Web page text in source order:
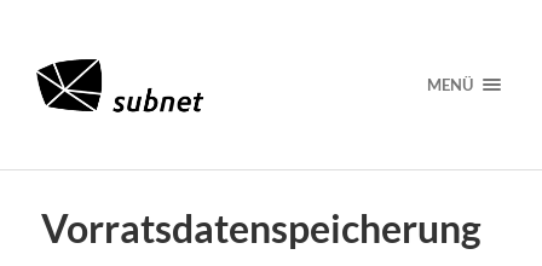
MENÜ
Vorratsdatenspeicherung